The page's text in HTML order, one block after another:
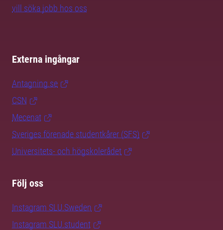
vill söka jobb hos oss
Externa ingångar
Antagning.se
CSN
Mecenat
Sveriges förenade studentkårer (SFS)
Universitets- och högskolerådet
Följ oss
Instagram SLU.Sweden
Instagram SLU.student